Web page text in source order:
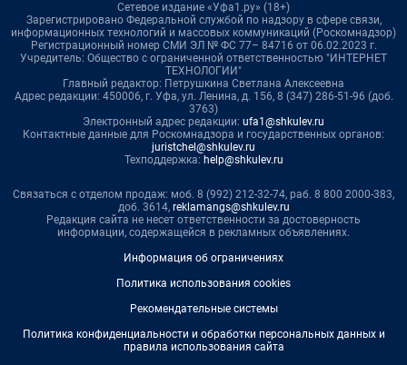
Сетевое издание «Уфа1.ру» (18+)
Зарегистрировано Федеральной службой по надзору в сфере связи,
информационных технологий и массовых коммуникаций (Роскомнадзор)
Регистрационный номер СМИ ЭЛ № ФС 77– 84716 от 06.02.2023 г.
Учредитель: Общество с ограниченной ответственностью "ИНТЕРНЕТ
ТЕХНОЛОГИИ"
Главный редактор: Петрушкина Светлана Алексеевна
Адрес редакции: 450006, г. Уфа, ул. Ленина, д. 156, 8 (347) 286-51-96 (доб.
3763)
Электронный адрес редакции: ufa1@shkulev.ru
Контактные данные для Роскомнадзора и государственных органов:
juristchel@shkulev.ru
Техподдержка: help@shkulev.ru
Связаться с отделом продаж: моб. 8 (992) 212-32-74, раб. 8 800 2000-383,
доб. 3614, reklamangs@shkulev.ru
Редакция сайта не несет ответственности за достоверность
информации, содержащейся в рекламных объявлениях.
Информация об ограничениях
Политика использования cookies
Рекомендательные системы
Политика конфиденциальности и обработки персональных данных и
правила использования сайта